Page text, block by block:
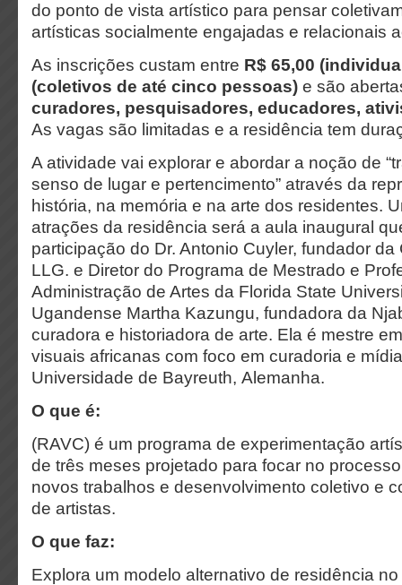
do ponto de vista artístico para pensar
artísticas socialmente engajadas e relacionais
As inscrições custam entre R$ 65,00
(coletivos de até cinco pessoas) e são
curadores, pesquisadores, educadores,
As vagas são limitadas e a residência tem
A atividade vai explorar e abordar a noção de
senso de lugar e pertencimento” através da
história, na memória e na arte dos residentes.
atrações da residência será a aula inaugural
participação do Dr. Antonio Cuyler, fundador
LLG. e Diretor do Programa de Mestrado e
Administração de Artes da Florida State
Ugandense Martha Kazungu, fundadora da
curadora e historiadora de arte. Ela é mestre
visuais africanas com foco em curadoria e
Universidade de Bayreuth, Alemanha.
O que é:
(RAVC) é um programa de experimentação
de três meses projetado para focar no
novos trabalhos e desenvolvimento coletivo e
de artistas.
O que faz:
Explora um modelo alternativo de residência